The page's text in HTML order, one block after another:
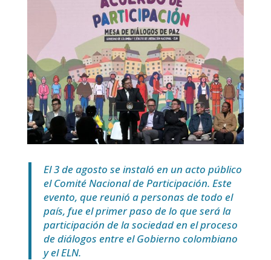
El 3 de agosto se instaló en un acto público
el Comité Nacional de Participación. Este
evento, que reunió a personas de todo el
país, fue el primer paso de lo que será la
participación de la sociedad en el proceso
de diálogos entre el Gobierno colombiano
y el ELN.